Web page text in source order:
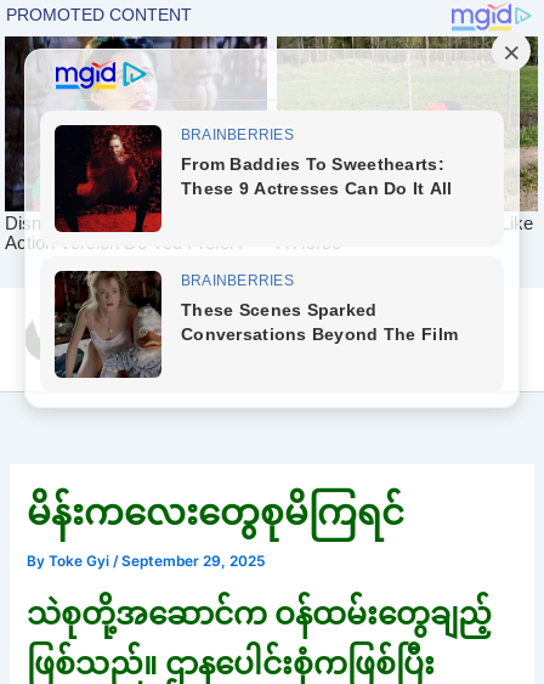
content
Yeah Celeb [အပြာ
မိန်းကလေးတွေစုမိကြရင်
ByToke Gyi /September 29, 2025
သဲစုတို့အဆောင်က ဝန်ထမ်းတွေချည့်
ဖြစ်သည်။ ဌာနပေါင်းစုံကဖြစ်ပြီး